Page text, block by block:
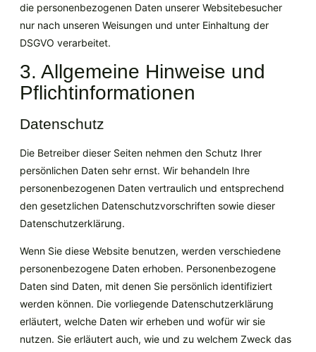
die personenbezogenen Daten unserer Websitebesucher
nur nach unseren Weisungen und unter Einhaltung der
DSGVO verarbeitet.
3. Allgemeine Hinweise und
Pflicht­informationen
Datenschutz
Die Betreiber dieser Seiten nehmen den Schutz Ihrer
persönlichen Daten sehr ernst. Wir behandeln Ihre
personenbezogenen Daten vertraulich und entsprechend
den gesetzlichen Datenschutzvorschriften sowie dieser
Datenschutzerklärung.
Wenn Sie diese Website benutzen, werden verschiedene
personenbezogene Daten erhoben. Personenbezogene
Daten sind Daten, mit denen Sie persönlich identifiziert
werden können. Die vorliegende Datenschutzerklärung
erläutert, welche Daten wir erheben und wofür wir sie
nutzen. Sie erläutert auch, wie und zu welchem Zweck das